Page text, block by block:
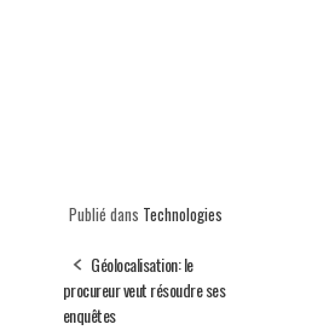
Publié dans Technologies
Géolocalisation: le
procureur veut résoudre ses
enquêtes